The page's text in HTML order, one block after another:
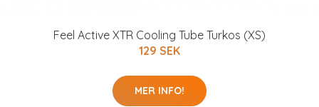
Feel Active XTR Cooling Tube Turkos (XS)
129 SEK
MER INFO!